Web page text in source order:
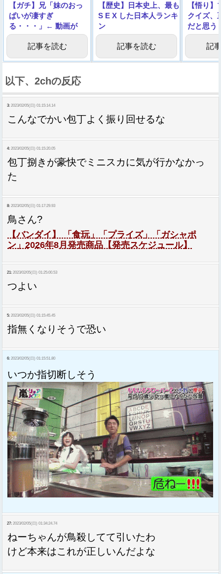
【ガチ】兄「妹のおっ
ぱいが凄すぎ
る・・・」← 動画が
1000万回再生される
記事を読む
【歴史】日本史上、最も
S E X した日本人ランキ
ン
グ！！！！！！！！！！
記事を読む
【悟り
クイズ、
だと思う
記
以下、2chの反応
3: 2023/02/05(日) 01:15:14.14
こんなでかい包丁よく振り回せるな
4: 2023/02/05(日) 01:15:20.05
包丁捌きが豪快でミニスカに気が行かなかっ
た
8: 2023/02/05(日) 01:17:29.93
鳥さん?
【バンダイ】 「食玩」「プライズ」「ガシャポ
ン」2026年8月発売商品【発売スケジュール】
21: 2023/02/05(日) 01:25:00.53
つよい
5: 2023/02/05(日) 01:15:45.45
指無くなりそうで恐い
6: 2023/02/05(日) 01:15:51.80
いつか指切断しそう
27: 2023/02/05(日) 01:34:24.74
ねーちゃんが鳥殺してて引いたわ
けど本来はこれが正しいんだよな